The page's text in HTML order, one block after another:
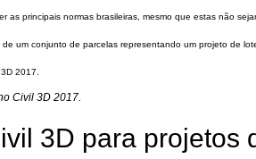
principais normas brasileiras, mesmo que estas não
um conjunto de parcelas representando um projeto de
Civil 3D 2017.
3D para projetos